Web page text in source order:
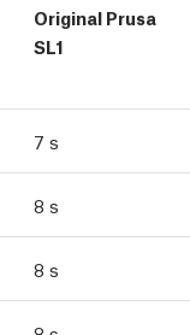
Original Prusa
SL1
7 s
8 s
8 s